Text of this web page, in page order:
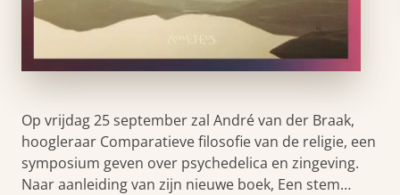
Op vrijdag 25 september zal André van der Braak,
hoogleraar Comparatieve filosofie van de religie, een
symposium geven over psychedelica en zingeving.
Naar aanleiding van zijn nieuwe boek, Een stem…